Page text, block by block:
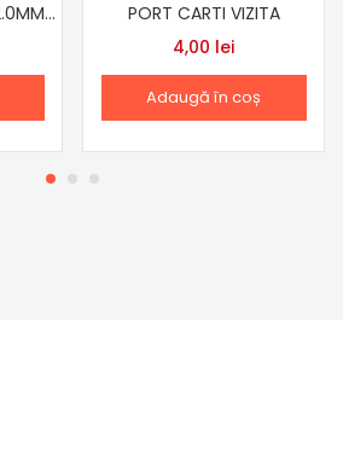
PERFORATOR BIROU 2.0MM HERLITZ DIF CUL
PORT CARTI VIZITA
4,00 lei
Adaugă în coș